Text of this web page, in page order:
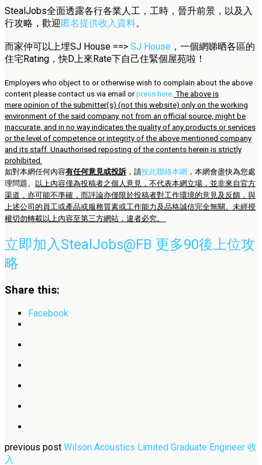
StealJobs全面透露各行各業人工，工時，晉升前景，以及入
行攻略，歡迎匿名提供收入資料。
而家仲可以上埋SJ House ==> SJ House ，一個網睇晒各區的
住宅Rating，快D上來Rate下自己住緊個屋苑啦！
Employers who object to or otherwise wish to complain about the above
content please contact us via email orpress here. The above is
mere opinion of the submitter(s) (not this website) only on the working
environment of the said company, not from an official source, might be
inaccurate, and in no way indicates the quality of any products or services
or the level of competence or integrity of the above mentioned company
and its staff. Unauthorised reposting of the contents herein is strictly
prohibited.
如對本網任何內容有任何意見或投訴 ，請按此聯絡本網 ，本網會盡快為您處
理問題。
以上內容僅為投稿者之個人意見，不代表本網立場，並非來自官方
渠道，亦可能不準確，而評論亦僅限於投稿者對工作環境的意見及反饋，與
上述公司的員工或產品或服務質素或工作能力及品格誠信完全無關。未經授
權切勿轉載以上內容至第三方網站，違者必究。
立即加入StealJobs@FB 更多90後上位攻
略
Share this:
Facebook
previous post Wilson Acoustics Limited Graduate Engineer 收
入